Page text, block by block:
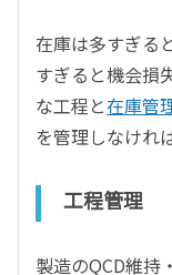
在庫は多すぎる
すぎると機会損
な工程と在庫管
を管理しなけれ
工程管理
製造のQCD維持